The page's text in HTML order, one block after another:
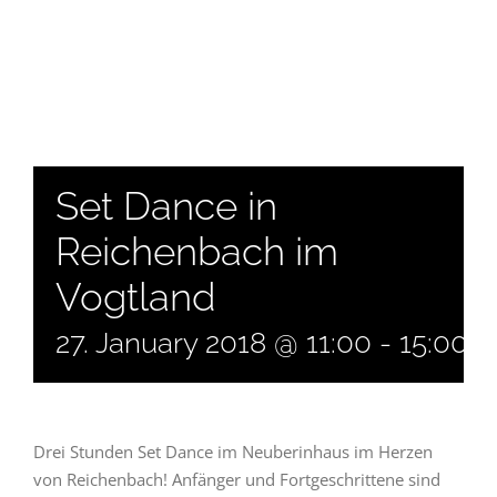
Set Dance in
Reichenbach im
Vogtland
27. January 2018 @ 11:00 - 15:00
Drei Stunden Set Dance im Neuberinhaus im Herzen
von Reichenbach! Anfänger und Fortgeschrittene sind